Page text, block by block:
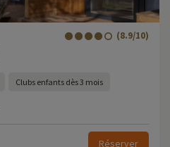
(8.9/10)
Clubs enfants dès 3 mois
Réserver